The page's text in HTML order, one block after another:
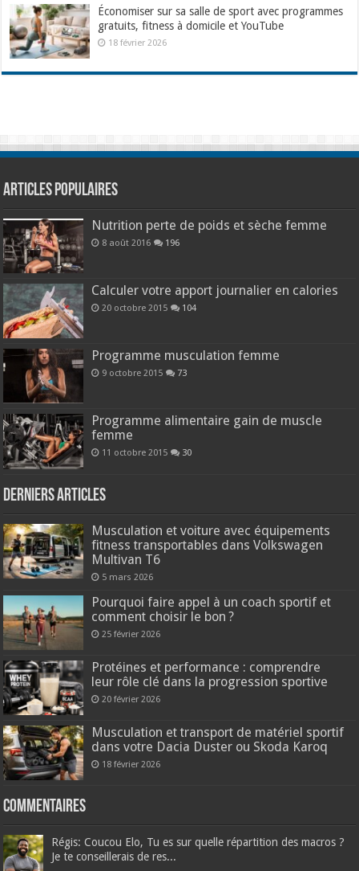
Économiser sur sa salle de sport avec programmes
gratuits, fitness à domicile et YouTube
18 février 2026
Articles populaires
Nutrition perte de poids et sèche femme
8 août 2016 196
Calculer votre apport journalier en calories
20 octobre 2015 104
Programme musculation femme
9 octobre 2015 73
Programme alimentaire gain de muscle
femme
11 octobre 2015 30
Derniers articles
Musculation et voiture avec équipements
fitness transportables dans Volkswagen
Multivan T6
5 mars 2026
Pourquoi faire appel à un coach sportif et
comment choisir le bon ?
25 février 2026
Protéines et performance : comprendre
leur rôle clé dans la progression sportive
20 février 2026
Musculation et transport de matériel sportif
dans votre Dacia Duster ou Skoda Karoq
18 février 2026
Commentaires
Régis: Coucou Elo, Tu es sur quelle répartition des macros ?
Je te conseillerais de res...